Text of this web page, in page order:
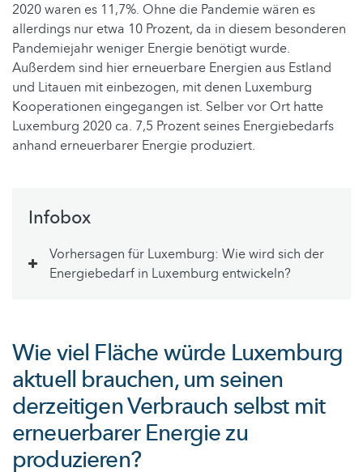
2020 waren es 11,7%. Ohne die Pandemie wären es
allerdings nur etwa 10 Prozent, da in diesem besonderen
Pandemiejahr weniger Energie benötigt wurde.
Außerdem sind hier erneuerbare Energien aus Estland
und Litauen mit einbezogen, mit denen Luxemburg
Kooperationen eingegangen ist. Selber vor Ort hatte
Luxemburg 2020 ca. 7,5 Prozent seines Energiebedarfs
anhand erneuerbarer Energie produziert.
Infobox
Vorhersagen für Luxemburg: Wie wird sich der
Energiebedarf in Luxemburg entwickeln?
Wie viel Fläche würde Luxemburg
aktuell brauchen, um seinen
derzeitigen Verbrauch selbst mit
erneuerbarer Energie zu
produzieren?